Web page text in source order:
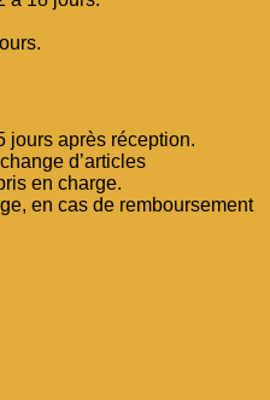
jours après réception.
d’articles
en charge.
en cas de remboursement